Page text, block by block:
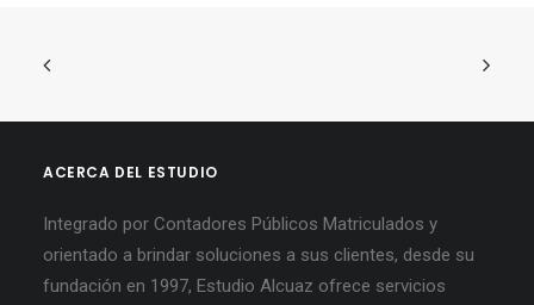
ACERCA DEL ESTUDIO
Integrado por Contadores Públicos Matriculados y
orientado a brindar soluciones a sus clientes, desde su
fundación en 1997, Estudio Alcuaz ofrece servicios